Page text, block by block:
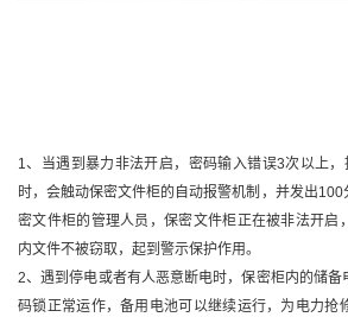
1、当遇到暴力非法开启，密码输入错误3次以上
时，会触动保密文件柜的自动报警机制，并发出
密文件柜的管理人员，保密文件柜正在被非法开启
内文件不被窃取，起到警示保护作用。
2、遇到停电或者有人恶意断电时，保密柜内的储
码锁正常运作，备用电池可以继续运行，为电力抢